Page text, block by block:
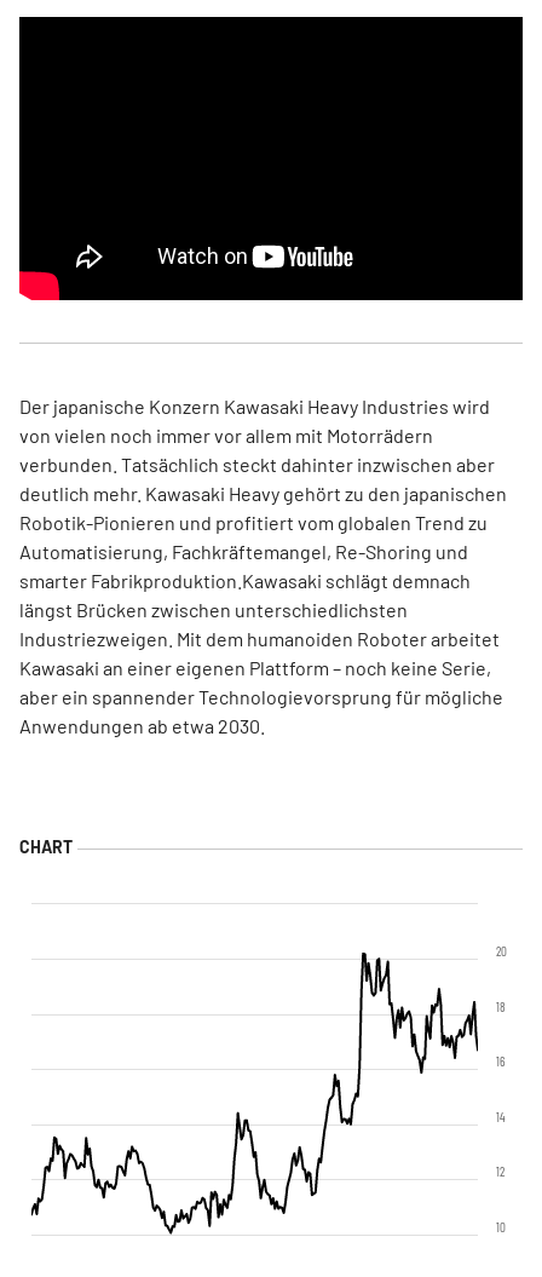
Der japanische Konzern Kawasaki Heavy Industries wird
von vielen noch immer vor allem mit Motorrädern
verbunden. Tatsächlich steckt dahinter inzwischen aber
deutlich mehr. Kawasaki Heavy gehört zu den japanischen
Robotik-Pionieren und profitiert vom globalen Trend zu
Automatisierung, Fachkräftemangel, Re-Shoring und
smarter Fabrikproduktion.Kawasaki schlägt demnach
längst Brücken zwischen unterschiedlichsten
Industriezweigen. Mit dem humanoiden Roboter arbeitet
Kawasaki an einer eigenen Plattform – noch keine Serie,
aber ein spannender Technologievorsprung für mögliche
Anwendungen ab etwa 2030.
10
12
14
16
18
20